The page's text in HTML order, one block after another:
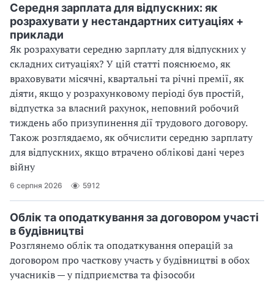
Середня зарплата для відпускних: як
розрахувати у нестандартних ситуаціях +
приклади
Як розрахувати середню зарплату для відпускних у
складних ситуаціях? У цій статті пояснюємо, як
враховувати місячні, квартальні та річні премії, як
діяти, якщо у розрахунковому періоді був простій,
відпустка за власний рахунок, неповний робочий
тиждень або призупинення дії трудового договору.
Також розглядаємо, як обчислити середню зарплату
для відпускних, якщо втрачено облікові дані через
війну
6 серпня 2026 5912
Облік та оподаткування за договором участі
в будівництві
Розглянемо облік та оподаткування операцій за
договором про часткову участь у будівництві в обох
учасників — у підприємства та фізособи